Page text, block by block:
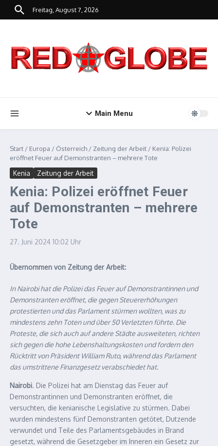
Zum Inhalt springen
Freitag, August 7, 2026
Main Menu
Start / Europa / Österreich / Zeitung der Arbeit / Kenia: Polizei
eröffnet Feuer auf Demonstranten – mehrere Tote
Kenia Zeitung der Arbeit
Kenia: Polizei eröffnet Feuer
auf Demonstranten – mehrere
Tote
27. Juni 2024 10:02 Uhr
Übernommen von Zeitung der Arbeit:
In Nairobi hat die Polizei das Feuer auf Demonstrantinnen und
Demonstranten eröffnet, die gegen Steuererhöhungen
protestierten und das Parlament stürmen wollten, was zu
mindestens zehn Toten und über 50 Verletzten führte. Die
Proteste, die sich auch auf andere Städte ausweiteten, richten
sich gegen die hohe Lebenshaltungskosten und fordern den
Rücktritt von Präsident William Ruto, während das Parlament
das umstrittene Finanzgesetz verabschiedet hat.
Nairobi. Die Polizei hat am Dienstag das Feuer auf
Demonstrantinnen und Demonstranten eröffnet, die
versuchten, die kenianische Legislative zu stürmen. Dabei
wurden mindestens fünf Demonstranten getötet, Dutzende
verwundet und Teile des Parlamentsgebäudes in Brand
gesetzt, während die Gesetzgeber im Inneren ein Gesetz zur